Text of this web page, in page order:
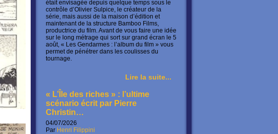
était envisagée depuis quelque temps sous le
contrôle d’Olivier Sulpice, le créateur de la
série, mais aussi de la maison d’édition et
maintenant de la structure Bamboo Films,
productrice du film. Avant de vous faire une idée
sur le long métrage qui sort sur grand écran le 5
août, « Les Gendarmes : l’album du film » vous
permet de pénétrer dans les coulisses du
tournage.
Lire la suite...
« L’Île des riches » : l’ultime
scénario écrit par Pierre
Christin…
04/07/2026
Par Henri Filippini